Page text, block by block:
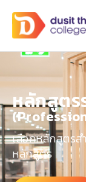
หลักสูตร
เลือกหลักสูตร
หลักสูตร